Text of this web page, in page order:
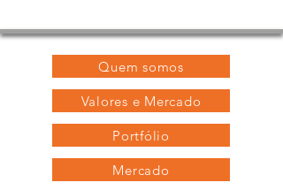
Quem somos
Valores e Mercado
Portfólio
Mercado